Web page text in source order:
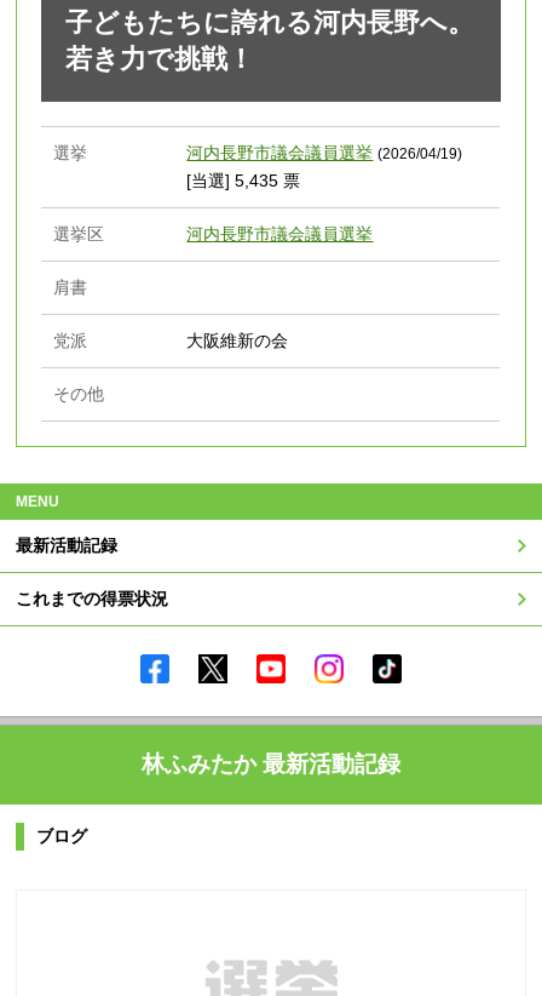
子どもたちに誇れる河内長野へ。
若き力で挑戦！
選挙 河内長野市議会議員選挙 (2026/04/19)
[当選] 5,435 票
選挙区 河内長野市議会議員選挙
肩書
党派 大阪維新の会
その他
MENU
最新活動記録
これまでの得票状況
林ふみたか 最新活動記録
ブログ